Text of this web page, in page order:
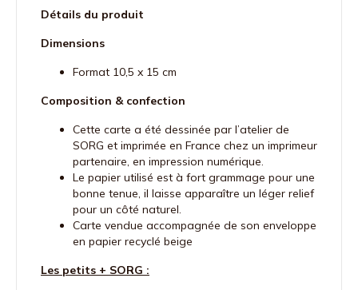
Détails du produit
Dimensions
Format 10,5 x 15 cm
Composition & confection
Cette carte a été dessinée par l’atelier de
SORG et imprimée en France chez un imprimeur
partenaire, en impression numérique.
Le papier utilisé est à fort grammage pour une
bonne tenue, il laisse apparaître un léger relief
pour un côté naturel.
Carte vendue accompagnée de son enveloppe
en papier recyclé beige
Les petits + SORG :